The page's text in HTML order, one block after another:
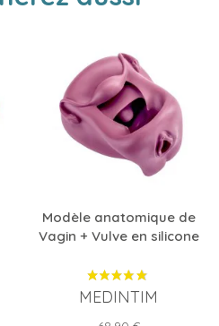
Modèle anatomique de
Vagin + Vulve en silicone
MEDINTIM